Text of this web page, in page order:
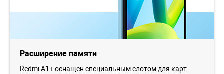
Расширение памяти
Redmi A1+ оснащен специальным слотом для карт